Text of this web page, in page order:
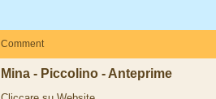
Comment
Mina - Piccolino - Anteprime